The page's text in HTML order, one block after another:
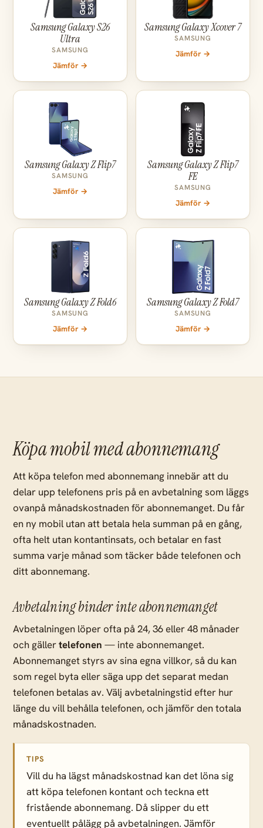
Samsung Galaxy S26
Ultra
SAMSUNG
Jämför →
Samsung Galaxy Xcover 7
SAMSUNG
Jämför →
Samsung Galaxy Z Flip7
SAMSUNG
Jämför →
Samsung Galaxy Z Flip7
FE
SAMSUNG
Jämför →
Samsung Galaxy Z Fold6
SAMSUNG
Jämför →
Samsung Galaxy Z Fold7
SAMSUNG
Jämför →
Köpa mobil med abonnemang
Att köpa telefon med abonnemang innebär att du
delar upp telefonens pris på en avbetalning som läggs
ovanpå månadskostnaden för abonnemanget. Du får
en ny mobil utan att betala hela summan på en gång,
ofta helt utan kontantinsats, och betalar en fast
summa varje månad som täcker både telefonen och
ditt abonnemang.
Avbetalning binder inte abonnemanget
Avbetalningen löper ofta på 24, 36 eller 48 månader
och gällertelefonen — inte abonnemanget.
Abonnemanget styrs av sina egna villkor, så du kan
som regel byta eller säga upp det separat medan
telefonen betalas av. Välj avbetalningstid efter hur
länge du vill behålla telefonen, och jämför den totala
månadskostnaden.
TIPS
Vill du ha lägst månadskostnad kan det löna sig
att köpa telefonen kontant och teckna ett
fristående abonnemang. Då slipper du ett
eventuellt pålägg på avbetalningen. Jämför